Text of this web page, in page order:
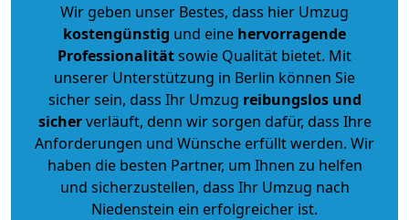
Wir geben unser Bestes, dass hier Umzug
kostengünstig und eine hervorragende
Professionalitätsowie Qualität bietet. Mit
unserer Unterstützung in Berlin können Sie
sicher sein, dass Ihr Umzug reibungslos und
sicherverläuft, denn wir sorgen dafür, dass Ihre
Anforderungen und Wünsche erfüllt werden. Wir
haben die besten Partner, um Ihnen zu helfen
und sicherzustellen, dass Ihr Umzug nach
Niedenstein ein erfolgreicher ist.